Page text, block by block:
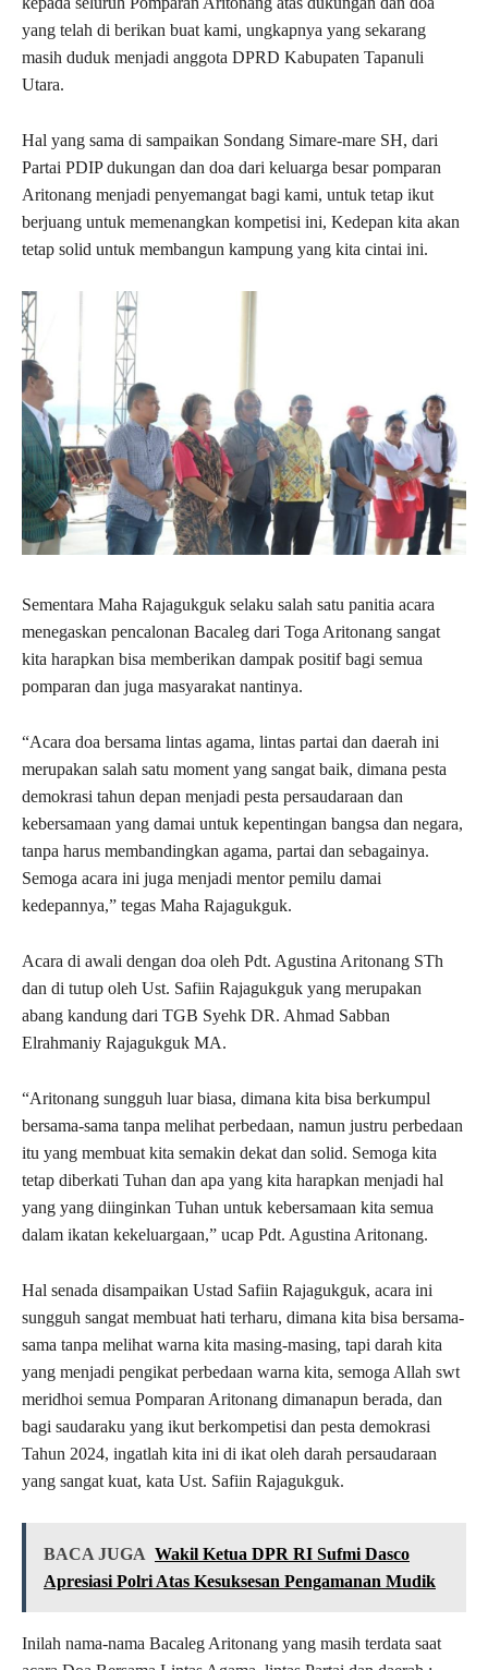
yang telah di berikan buat kami, ungkapnya yang sekarang
masih duduk menjadi anggota DPRD Kabupaten Tapanuli
Utara.
Hal yang sama di sampaikan Sondang Simare-mare SH, dari
Partai PDIP dukungan dan doa dari keluarga besar pomparan
Aritonang menjadi penyemangat bagi kami, untuk tetap ikut
berjuang untuk memenangkan kompetisi ini, Kedepan kita akan
tetap solid untuk membangun kampung yang kita cintai ini.
Sementara Maha Rajagukguk selaku salah satu panitia acara
menegaskan pencalonan Bacaleg dari Toga Aritonang sangat
kita harapkan bisa memberikan dampak positif bagi semua
pomparan dan juga masyarakat nantinya.
“Acara doa bersama lintas agama, lintas partai dan daerah ini
merupakan salah satu moment yang sangat baik, dimana pesta
demokrasi tahun depan menjadi pesta persaudaraan dan
kebersamaan yang damai untuk kepentingan bangsa dan negara,
tanpa harus membandingkan agama, partai dan sebagainya.
Semoga acara ini juga menjadi mentor pemilu damai
kedepannya,” tegas Maha Rajagukguk.
Acara di awali dengan doa oleh Pdt. Agustina Aritonang STh
dan di tutup oleh Ust. Safiin Rajagukguk yang merupakan
abang kandung dari TGB Syehk DR. Ahmad Sabban
Elrahmaniy Rajagukguk MA.
“Aritonang sungguh luar biasa, dimana kita bisa berkumpul
bersama-sama tanpa melihat perbedaan, namun justru perbedaan
itu yang membuat kita semakin dekat dan solid. Semoga kita
tetap diberkati Tuhan dan apa yang kita harapkan menjadi hal
yang yang diinginkan Tuhan untuk kebersamaan kita semua
dalam ikatan kekeluargaan,” ucap Pdt. Agustina Aritonang.
Hal senada disampaikan Ustad Safiin Rajagukguk, acara ini
sungguh sangat membuat hati terharu, dimana kita bisa bersama-
sama tanpa melihat warna kita masing-masing, tapi darah kita
yang menjadi pengikat perbedaan warna kita, semoga Allah swt
meridhoi semua Pomparan Aritonang dimanapun berada, dan
bagi saudaraku yang ikut berkompetisi dan pesta demokrasi
Tahun 2024, ingatlah kita ini di ikat oleh darah persaudaraan
yang sangat kuat, kata Ust. Safiin Rajagukguk.
BACA JUGA Wakil Ketua DPR RI Sufmi Dasco
Apresiasi Polri Atas Kesuksesan Pengamanan Mudik
Inilah nama-nama Bacaleg Aritonang yang masih terdata saat